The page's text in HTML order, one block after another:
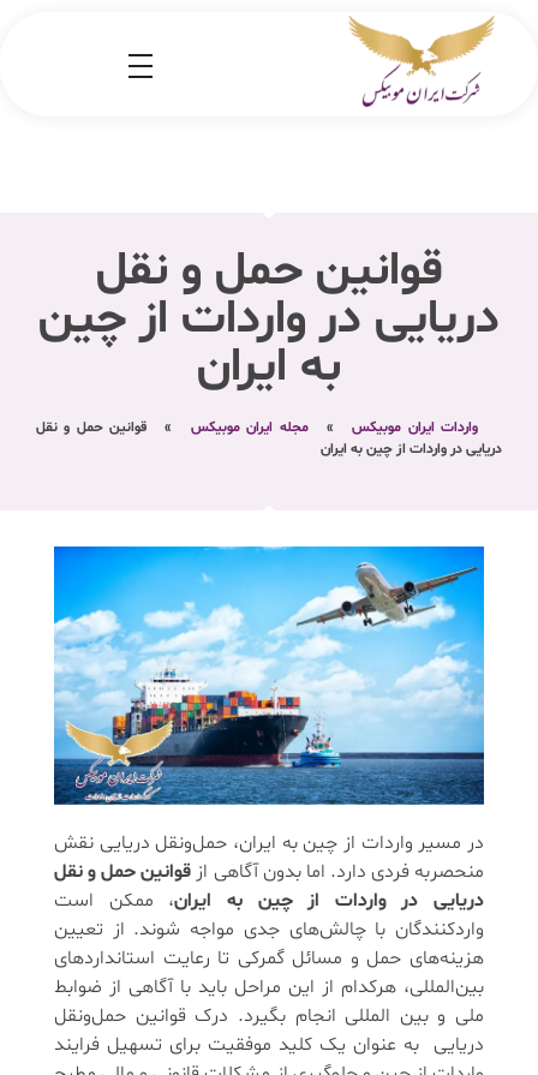
قوانین حمل ‌و نقل
دریایی در واردات از چین
به ایران
واردات ایران موبیکس » مجله ایران موبیکس »
قوانین حمل ‌و نقل
دریایی در واردات از چین به ایران
در مسیر واردات از چین به ایران، حمل‌ونقل دریایی نقش
منحصربه فردی دارد. اما بدون آگاهی از قوانین حمل ‌و نقل
دریایی در واردات از چین به ایران، ممکن است
واردکنندگان با چالش‌های جدی مواجه شوند. از تعیین
هزینه‌های حمل و مسائل گمرکی تا رعایت استانداردهای
بین‌المللی، هرکدام از این مراحل باید با آگاهی از ضوابط
ملی و بین المللی انجام بگیرد. درک قوانین حمل‌ونقل
دریایی به عنوان یک کلید موفقیت برای تسهیل فرایند